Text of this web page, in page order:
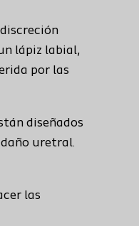
lápiz labial,
por las
diseñados
uretral.
las